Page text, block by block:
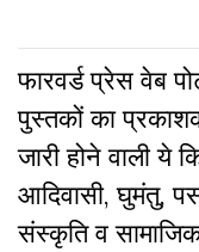
फारवर्ड प्रेस वेब
पुस्‍तकों का
जारी होने वाली ये
आदिवासी, घुमंतु,
संस्‍क‍ृति व